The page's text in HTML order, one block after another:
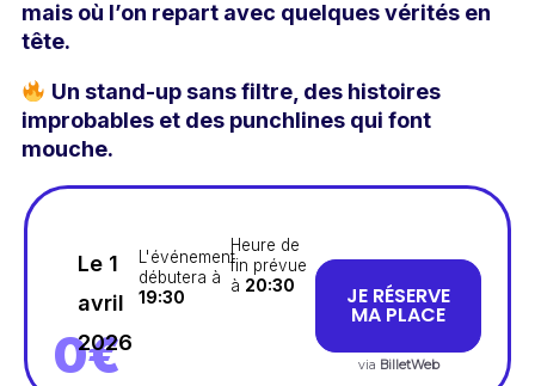
mais où l’on repart avec quelques vérités en
tête.
Un stand-up sans filtre, des histoires
improbables et des punchlines qui font
mouche.
0€
Le 1
avril
2026
L'événement
débutera à
19:30
Heure de
fin prévue
à 20:30 JE RÉSERVE
MA PLACE
via BilletWeb